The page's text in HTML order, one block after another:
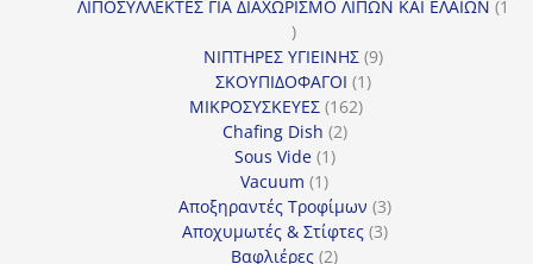
προϊόντα
ΛΙΠΟΣΥΛΛΕΚΤΕΣ ΓΙΑ ΔΙΑΧΩΡΙΣΜΟ ΛΙΠΩΝ ΚΑΙ ΕΛΑΙΩΝ 1
1
προϊόν
ΝΙΠΤΗΡΕΣ ΥΓΙΕΙΝΗΣ 99
ΣΚΟΥΠΙΔΟΦΑΓΟΙ 11
ΜΙΚΡΟΣΥΣΚΕΥΕΣ 162162
Chafing Dish 22
Sous Vide 11
Vacuum 11
προϊόν
Αποξηραντές Τροφίμων 33
προϊόντα
Αποχυμωτές & Στίφτες 33
Βαφλιέρες 22